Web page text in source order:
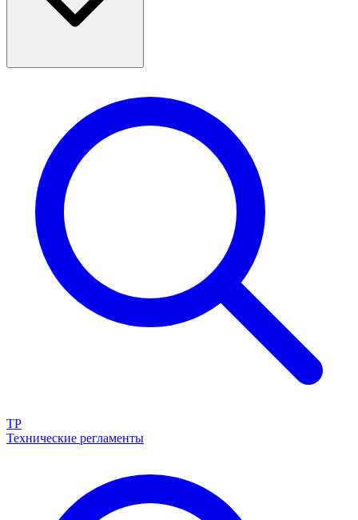
ТР
Технические регламенты